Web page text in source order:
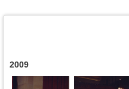
2009